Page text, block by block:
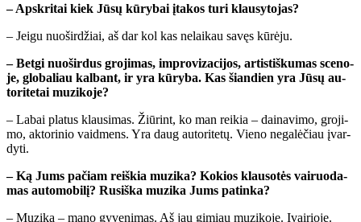
– Ap­skri­tai kiek Jū­sų kū­ry­bai įta­kos tu­ri klau­sy­to­jas?
– Jei­gu nuo­šir­džiai, aš dar kol kas ne­lai­kau sa­vęs kū­rė­ju.
– Bet­gi nuo­šir­dus gro­ji­mas, im­pro­vi­za­ci­jos, ar­tis­tiš­ku­mas sce­no­
je, glo­ba­liau kal­bant, ir yra kū­ry­ba. Kas šian­dien yra Jū­sų au­
to­ri­te­tai mu­zi­ko­je?
– La­bai pla­tus klau­si­mas. Žiū­rint, ko man rei­kia – dai­na­vi­mo, gro­ji­
mo, ak­to­ri­nio vaid­mens. Yra daug au­to­ri­te­tų. Vie­no ne­ga­lė­čiau įvar­
dy­ti.
– Ką Jums pa­čiam reiš­kia mu­zi­ka? Ko­kios klau­so­tės vai­ruo­da­
mas au­to­mo­bi­lį? Ru­siš­ka mu­zi­ka Jums pa­tin­ka?
– Mu­zi­ka – ma­no gy­ve­ni­mas. Aš jau gi­miau mu­zi­ko­je. Įvai­rio­je.